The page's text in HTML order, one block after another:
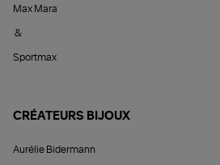
Max Mara
&
Sportmax
CRÉATEURS BIJOUX
Aurélie Bidermann